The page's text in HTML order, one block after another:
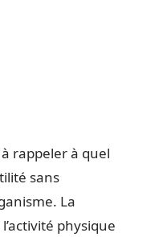
à rappeler à quel
sans
La
physique